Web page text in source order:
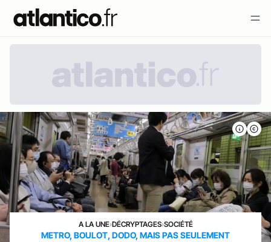
A LA UNE›DÉCRYPTAGES›SOCIÉTÉ
METRO, BOULOT, DODO, MAIS PAS SEULEMENT